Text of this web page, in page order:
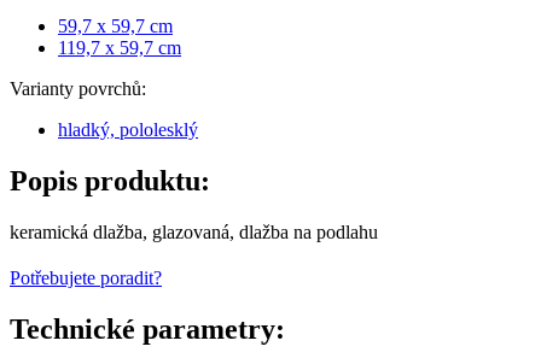
59,7 x 59,7 cm
119,7 x 59,7 cm
Varianty povrchů:
hladký, pololesklý
Popis produktu:
keramická dlažba, glazovaná, dlažba na podlahu
Potřebujete poradit?
Technické parametry: